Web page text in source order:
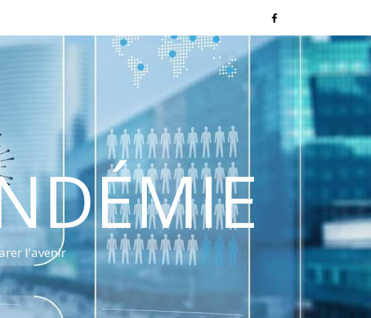
l'avenir